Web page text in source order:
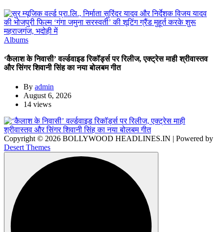
Albums
‘कैलाश के निवासी’ वर्ल्डवाइड रिकॉर्ड्स पर रिलीज, एक्ट्रेस माही श्रीवास्तव
और सिंगर शिवानी सिंह का नया बोलबम गीत
By admin
August 6, 2026
14 views
Copyright © 2026 BOLLYWOOD HEADLINES.IN | Powered by
Desert Themes